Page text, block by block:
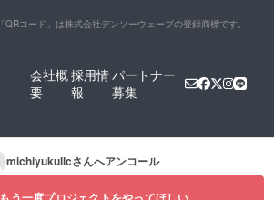
「QRコード」は株式会社デンソーウェーブの登録商標です。
会社概
要
採用情
報
パートナー
募集
michiyukullcさんへアンコール